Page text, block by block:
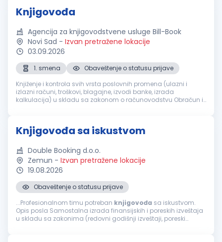
Knjigovođa
Agencija za knjigovodstvene usluge Bill-Book
Novi Sad - Izvan pretražene lokacije
03.09.2026
1. smena
Obaveštenje o statusu prijave
Knjiženje i kontrola svih vrsta poslovnih promena (ulazni i
izlazni računi, troškovi, blagajne, izvodi banke, izrada
kalkulacija) u skladu sa zakonom o računovodstvu Obračun i
Knjigovođa sa iskustvom
Double Booking d.o.o.
Zemun - Izvan pretražene lokacije
19.08.2026
Obaveštenje o statusu prijave
...Profesionalnom timu potreban knjigovođa sa iskustvom.
Opis posla Samostalna izrada finansijskih i poreskih izveštaja
u skladu sa zakonima (redovni godišnji izveštaji, poreski